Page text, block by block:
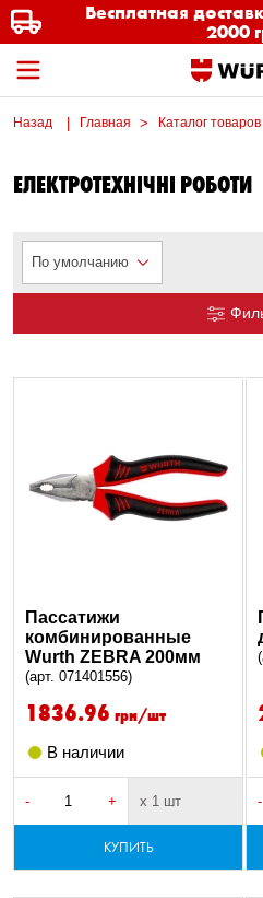
Бесплатная
2000
Назад Главная Каталог товаров
ЕЛЕКТРОТЕХНІЧНІ РОБОТИ
По умолчанию
Пассатижи
комбинированные
Wurth ZEBRA 200мм
(арт. 071401556)
1836.96 грн/шт
В наличии
- + х 1 шт
КУПИТЬ
-